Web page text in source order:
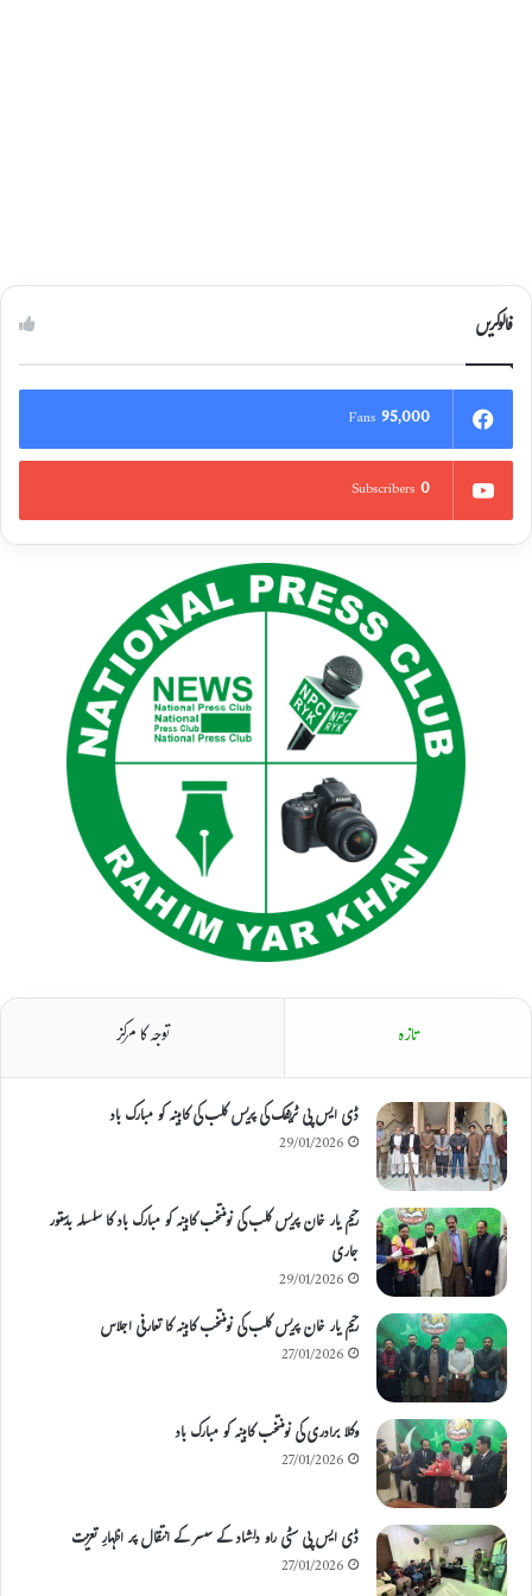
فالوکریں
95,000
Fans
0
Subscribers
تازہ توجہ کا مرکز
ڈی ایس پی ٹریفک کی پریس کلب کی کابینہ کو مبارک باد
29/01/2026
رحیم یار خان پریس کلب کی نومنتخب کابینہ کو مبارک باد کا سلسلہ بدستور
جاری
29/01/2026
رحیم یار خان پریس کلب کی نومنتخب کابینہ کا تعارفی اجلاس
27/01/2026
وکلا برادری کی نومنتخب کابینہ کو مبارک باد
27/01/2026
ڈی ایس پی سٹی راو دلشاد کے سسر کے انتقال پر اظہارِ تعزیت
27/01/2026